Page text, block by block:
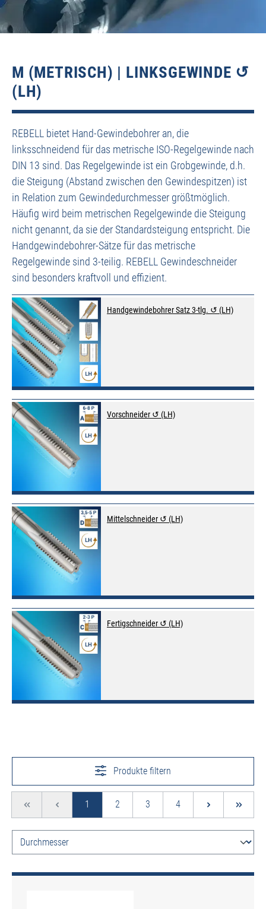
M (METRISCH) | LINKSGEWINDE ↺
(LH)
REBELL bietet Hand-Gewindebohrer an, die
linksschneidend für das metrische ISO-Regelgewinde nach
DIN 13 sind. Das Regelgewinde ist ein Grobgewinde, d.h.
die Steigung (Abstand zwischen den Gewindespitzen) ist
in Relation zum Gewindedurchmesser größtmöglich.
Häufig wird beim metrischen Regelgewinde die Steigung
nicht genannt, da sie der Standardsteigung entspricht. Die
Handgewindebohrer-Sätze für das metrische
Regelgewinde sind 3-teilig. REBELL Gewindeschneider
sind besonders kraftvoll und effizient.
Handgewindebohrer Satz 3-tlg. ↺ (LH)
Vorschneider ↺ (LH)
Mittelschneider ↺ (LH)
Fertigschneider ↺ (LH)
Produkte filtern
Seite
1 Seite
2 Seite
3 Seite
4